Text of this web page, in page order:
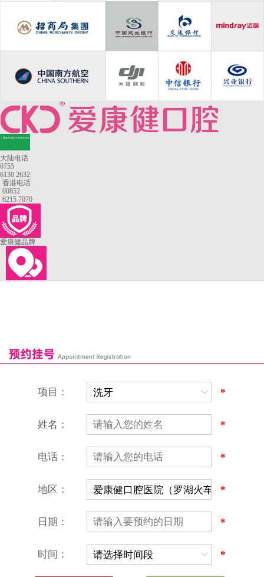
—香港长者医疗券指定牙科
—
大陆电话
0755
6130 2632
香港电话
00852
6215 7070
爱康健品牌
恒乐口腔诊所
富港口腔诊所
营业时间：9:00-18:00
（节假日照常上班）
微信线上预约：aikangjian1995
微信小程序：爱康健齿科
项目： *
姓名： *
电话： *
地区： *
日期： *
时间： *